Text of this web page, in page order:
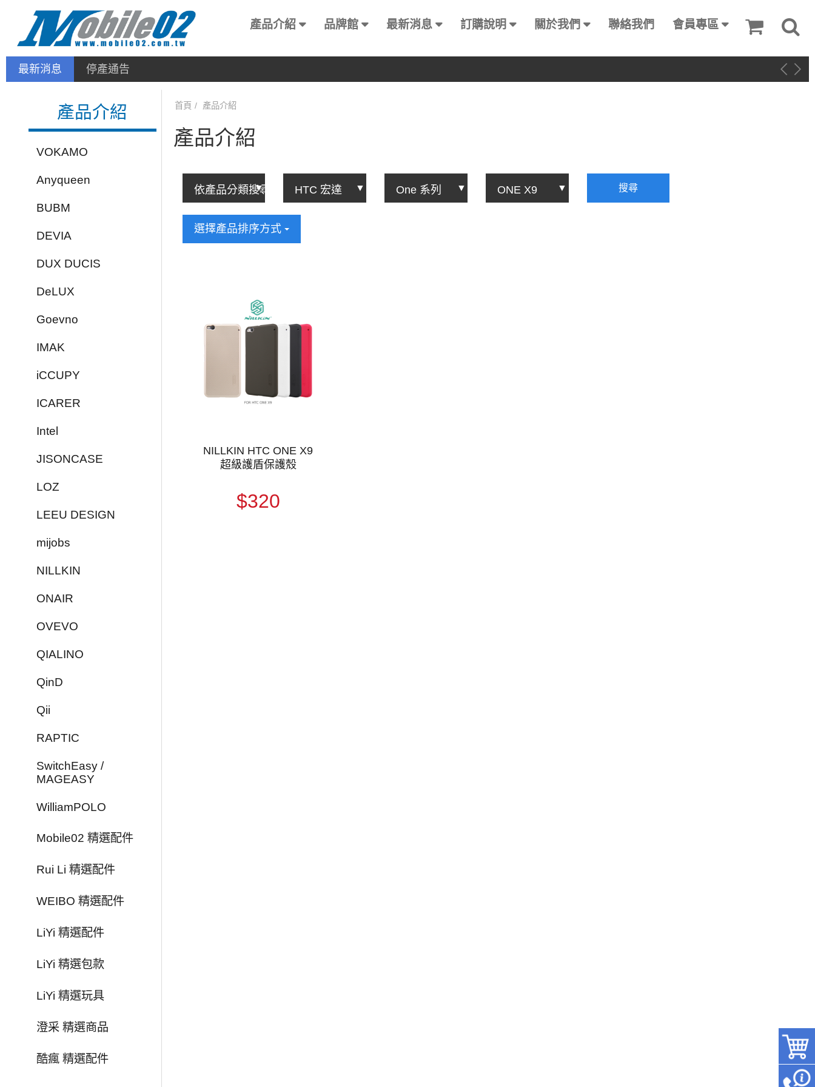
產品介紹 品牌館 最新消息 訂購說明 關於我們 聯絡我們 會員專區
最新消息 停產通告
產品介紹
VOKAMO
Anyqueen
BUBM
DEVIA
DUX DUCIS
DeLUX
Goevno
IMAK
iCCUPY
ICARER
Intel
JISONCASE
LOZ
LEEU DESIGN
mijobs
NILLKIN
ONAIR
OVEVO
QIALINO
QinD
Qii
RAPTIC
SwitchEasy /
MAGEASY
WilliamPOLO
Mobile02 精選配件
Rui Li 精選配件
WEIBO 精選配件
LiYi 精選配件
LiYi 精選包款
LiYi 精選玩具
澄采 精選商品
酷瘋 精選配件
首頁 產品介紹
產品介紹
搜尋
選擇產品排序方式
NILLKIN HTC ONE X9
超級護盾保護殼
$320